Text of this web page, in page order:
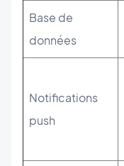
Base de
données
Notifications
push